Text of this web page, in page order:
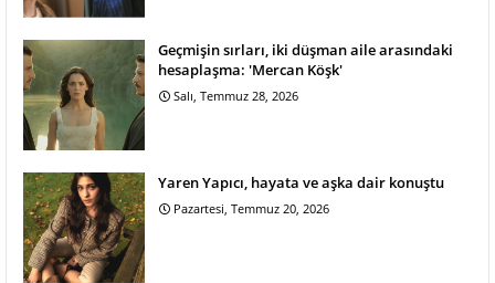
Geçmişin sırları, iki düşman aile arasındaki
hesaplaşma: 'Mercan Köşk'
Salı, Temmuz 28, 2026
Yaren Yapıcı, hayata ve aşka dair konuştu
Pazartesi, Temmuz 20, 2026